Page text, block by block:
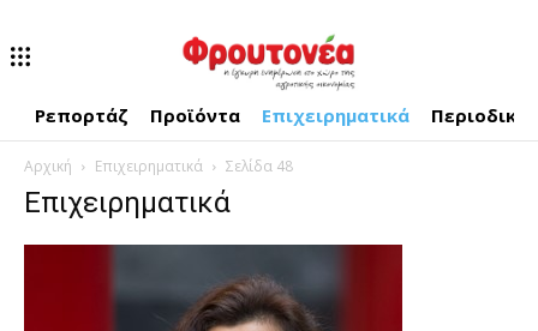
Ρεπορτάζ Προϊόντα Επιχειρηματικά Περιοδικό
Αρχική Επιχειρηματικά Σελίδα 48
Επιχειρηματικά